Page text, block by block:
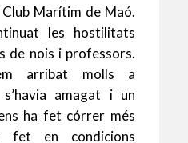
Marítim de Maó.
les hostilitats
de nois i professors.
arribat molls a
amagat i un
ha fet córrer més
fet en condicions